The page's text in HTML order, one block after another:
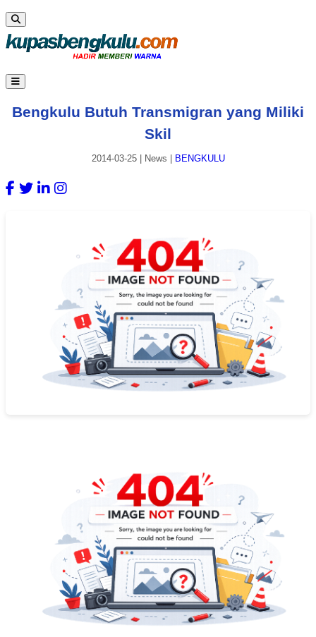
Bengkulu Butuh Transmigran yang Miliki
Skil
2014-03-25| News BENGKULU